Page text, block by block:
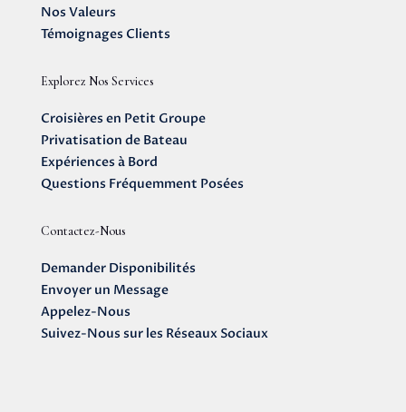
Nos Valeurs
Témoignages Clients
Explorez Nos Services
Croisières en Petit Groupe
Privatisation de Bateau
Expériences à Bord
Questions Fréquemment Posées
Contactez-Nous
Demander Disponibilités
Envoyer un Message
Appelez-Nous
Suivez-Nous sur les Réseaux Sociaux